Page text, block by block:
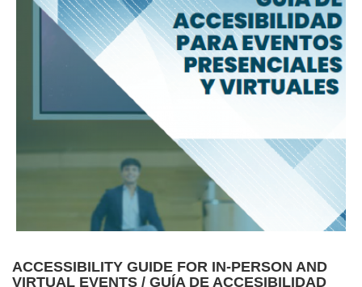
ACCESSIBILITY GUIDE FOR IN-PERSON AND
VIRTUAL EVENTS / GUÍA DE ACCESIBILIDAD